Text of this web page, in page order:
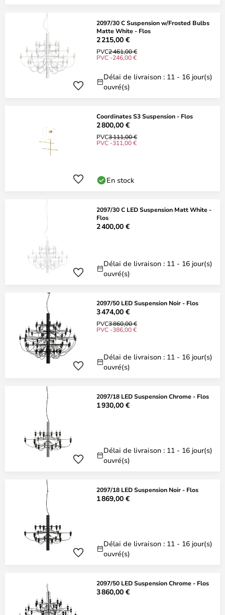
2097/30 C Suspension w/Frosted Bulbs
Matte White - Flos
2 215,00 €
PVC2 461,00 €
PVC -246,00 €
Délai de livraison : 11 - 16 jour(s)
ouvré(s)
Coordinates S3 Suspension - Flos
2 800,00 €
PVC3 111,00 €
PVC -311,00 €
En stock
2097/30 C LED Suspension Matt White -
Flos
2 400,00 €
Délai de livraison : 11 - 16 jour(s)
ouvré(s)
2097/50 LED Suspension Noir - Flos
3 474,00 €
PVC3 860,00 €
PVC -386,00 €
Délai de livraison : 11 - 16 jour(s)
ouvré(s)
2097/18 LED Suspension Chrome - Flos
1 930,00 €
Délai de livraison : 11 - 16 jour(s)
ouvré(s)
2097/18 LED Suspension Noir - Flos
1 869,00 €
Délai de livraison : 11 - 16 jour(s)
ouvré(s)
2097/50 LED Suspension Chrome - Flos
3 860,00 €